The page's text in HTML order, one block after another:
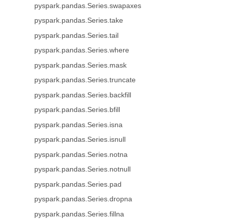
pyspark.pandas.Series.swapaxes
pyspark.pandas.Series.take
pyspark.pandas.Series.tail
pyspark.pandas.Series.where
pyspark.pandas.Series.mask
pyspark.pandas.Series.truncate
pyspark.pandas.Series.backfill
pyspark.pandas.Series.bfill
pyspark.pandas.Series.isna
pyspark.pandas.Series.isnull
pyspark.pandas.Series.notna
pyspark.pandas.Series.notnull
pyspark.pandas.Series.pad
pyspark.pandas.Series.dropna
pyspark.pandas.Series.fillna